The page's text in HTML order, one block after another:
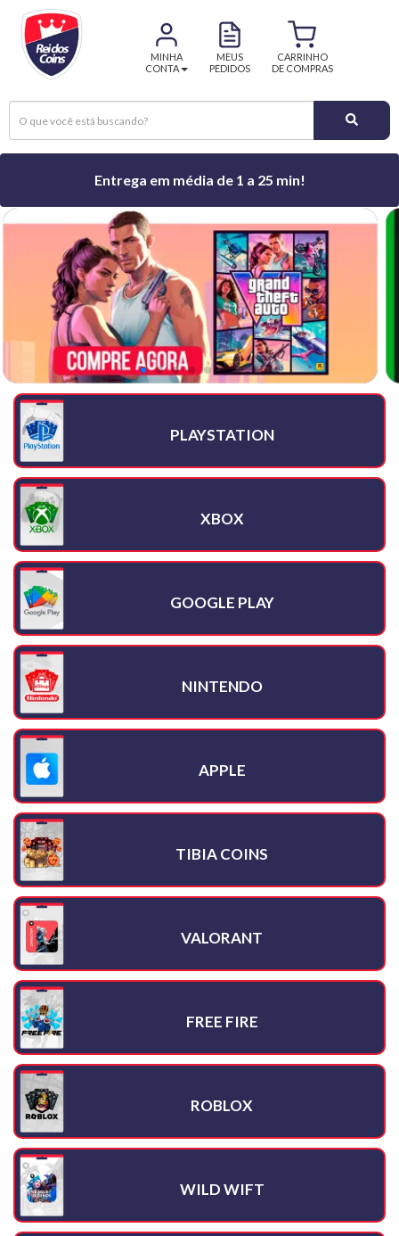
MINHA
CONTA
MEUS
PEDIDOS
CARRINHO
DE COMPRAS
Entrega em média de 1 a 25 min!
PLAYSTATION
XBOX
GOOGLE PLAY
NINTENDO
APPLE
TIBIA COINS
VALORANT
FREE FIRE
ROBLOX
WILD WIFT